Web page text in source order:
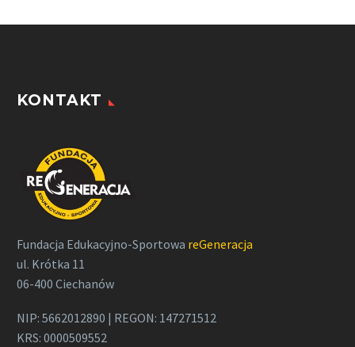
KONTAKT
Fundacja Edukacyjno-Sportowa reGeneracja
ul. Krótka 11
06-400 Ciechanów
NIP: 5662012890 | REGON: 147271512
KRS: 0000509552